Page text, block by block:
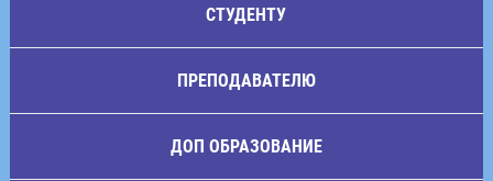
СТУДЕНТУ
ПРЕПОДАВАТЕЛЮ
ДОП ОБРАЗОВАНИЕ